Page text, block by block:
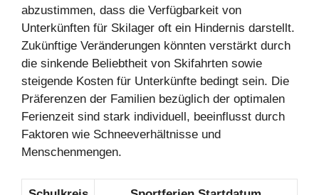
abzustimmen, dass die Verfügbarkeit von
Unterkünften für Skilager oft ein Hindernis darstellt.
Zukünftige Veränderungen könnten verstärkt durch
die sinkende Beliebtheit von Skifahrten sowie
steigende Kosten für Unterkünfte bedingt sein. Die
Präferenzen der Familien bezüglich der optimalen
Ferienzeit sind stark individuell, beeinflusst durch
Faktoren wie Schneeverhältnisse und
Menschenmengen.